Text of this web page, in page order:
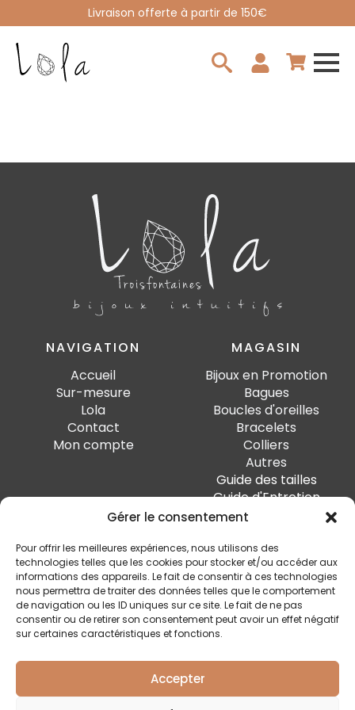
Gérer le consentement
Pour offrir les meilleures expériences, nous utilisons des
technologies telles que les cookies pour stocker et/ou accéder aux
informations des appareils. Le fait de consentir à ces technologies
nous permettra de traiter des données telles que le comportement
de navigation ou les ID uniques sur ce site. Le fait de ne pas
consentir ou de retirer son consentement peut avoir un effet négatif
sur certaines caractéristiques et fonctions.
Accepter
Livraison offerte à partir de 150€
NAVIGATION
Accueil
Sur-mesure
Lola
Contact
Mon compte
MAGASIN
Bijoux en Promotion
Bagues
Boucles d'oreilles
Bracelets
Colliers
Autres
Guide des tailles
Guide d'Entretien
SUIVEZ-MOI